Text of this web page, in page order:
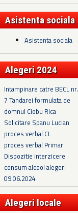
Asistenta sociala
Asistenta sociala
Alegeri 2024
Intampinare catre BECL nr.
7 Tandarei formulata de
domnul Ciobu Rica
Solicitare Spanu Lucian
proces verbal CL
proces verbal Primar
Dispozitie interzicere
consum alcool alegeri
09.06.2024
Alegeri locale